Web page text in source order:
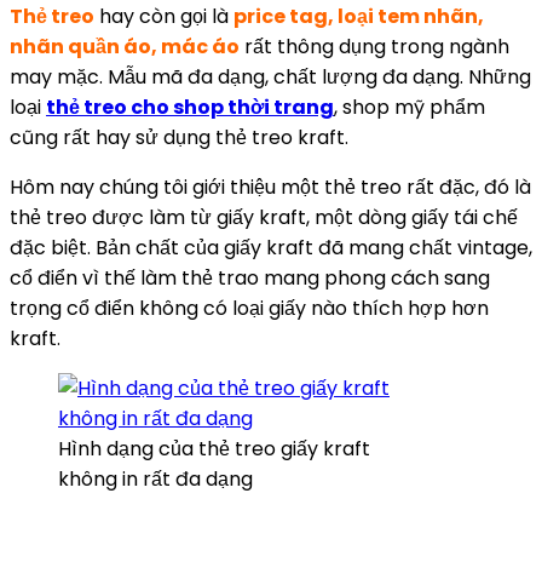
Thẻ treo hay còn gọi là price tag, loại tem nhãn,
nhãn quần áo, mác áo rất thông dụng trong ngành
may mặc. Mẫu mã đa dạng, chất lượng đa dạng. Những
loại thẻ treo cho shop thời trang, shop mỹ phẩm
cũng rất hay sử dụng thẻ treo kraft.
Hôm nay chúng tôi giới thiệu một thẻ treo rất đặc, đó là
thẻ treo được làm từ giấy kraft, một dòng giấy tái chế
đặc biệt. Bản chất của giấy kraft đã mang chất vintage,
cổ điển vì thế làm thẻ trao mang phong cách sang
trọng cổ điển không có loại giấy nào thích hợp hơn
kraft.
Hình dạng của thẻ treo giấy kraft
không in rất đa dạng